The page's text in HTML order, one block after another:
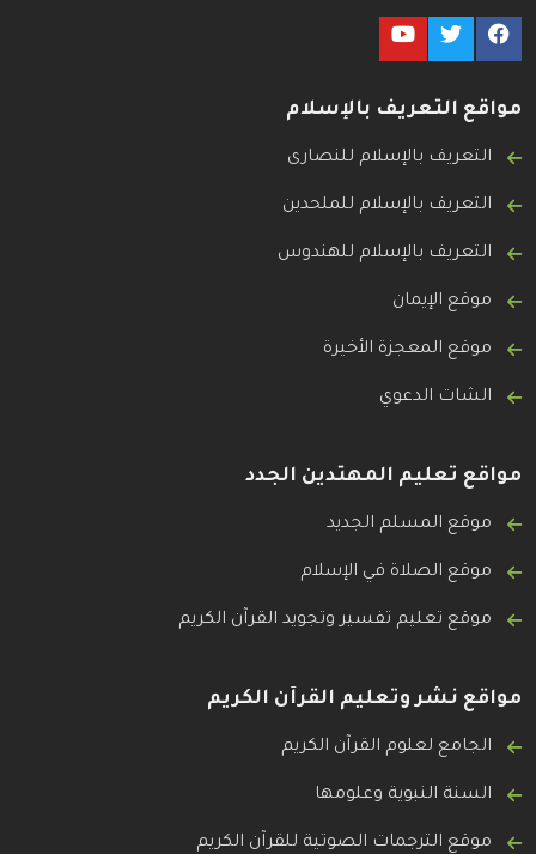
مواقع التعريف بالإسلام
التعريف بالإسلام للنصارى
التعريف بالإسلام للملحدين
التعريف بالإسلام للهندوس
موقع الإيمان
موقع المعجزة الأخيرة
الشات الدعوي
مواقع تعليم المهتدين الجدد
موقع المسلم الجديد
موقع الصلاة في الإسلام
موقع تعليم تفسير وتجويد القرآن الكريم
مواقع نشر وتعليم القرآن الكريم
الجامع لعلوم القرآن الكريم
السنة النبوية وعلومها
موقع الترجمات الصوتية للقرآن الكريم